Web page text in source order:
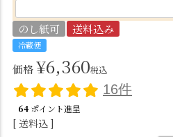
のし紙可 送料込み
冷蔵便
価格¥6,360税込
16件
64 ポイント進呈
送料込